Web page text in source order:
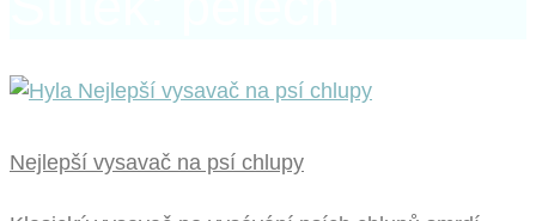
Nejlepší vysavač na psí chlupy